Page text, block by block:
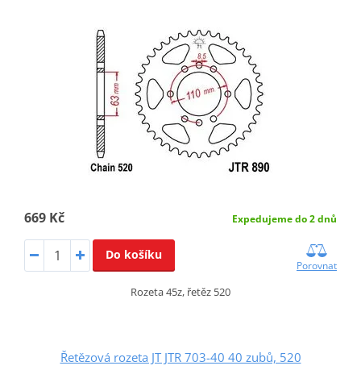
669 Kč Expedujeme do 2 dnů
Do košíku
Porovnat
Rozeta 45z, řetěz 520
Řetězová rozeta JT JTR 703-40 40 zubů, 520